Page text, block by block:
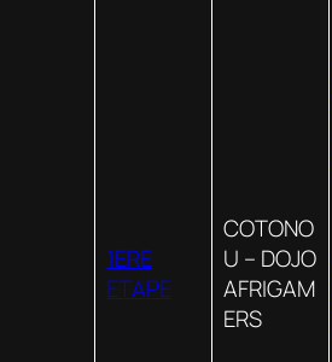
1ERE
ETAPE
COTONO
U – DOJO
AFRIGAM
ERS